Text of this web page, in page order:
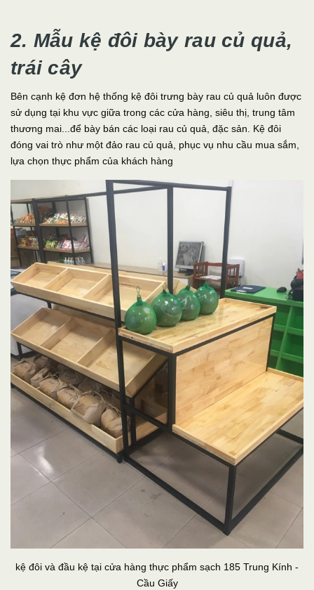
2. Mẫu kệ đôi bày rau củ quả,
trái cây
Bên cạnh kệ đơn hệ thống kệ đôi trưng bày rau củ quả luôn được
sử dụng tại khu vực giữa trong các cửa hàng, siêu thị, trung tâm
thương mai...để bày bán các loại rau củ quả, đặc sản. Kệ đôi
đóng vai trò như một đảo rau củ quả, phục vụ nhu cầu mua sắm,
lựa chọn thực phẩm của khách hàng
kệ đôi và đầu kệ tại cửa hàng thực phẩm sạch 185 Trung Kính -
Cầu Giấy